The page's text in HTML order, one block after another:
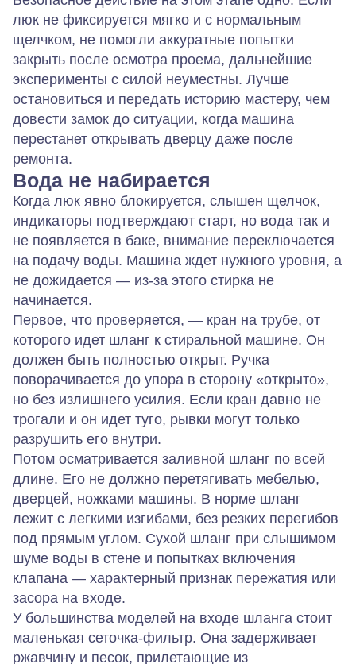
люк не фиксируется мягко и с нормальным
щелчком, не помогли аккуратные попытки
закрыть после осмотра проема, дальнейшие
эксперименты с силой неуместны. Лучше
остановиться и передать историю мастеру, чем
довести замок до ситуации, когда машина
перестанет открывать дверцу даже после
ремонта.
Вода не набирается
Когда люк явно блокируется, слышен щелчок,
индикаторы подтверждают старт, но вода так и
не появляется в баке, внимание переключается
на подачу воды. Машина ждет нужного уровня, а
не дожидается — из‑за этого стирка не
начинается.
Первое, что проверяется, — кран на трубе, от
которого идет шланг к стиральной машине. Он
должен быть полностью открыт. Ручка
поворачивается до упора в сторону «открыто»,
но без излишнего усилия. Если кран давно не
трогали и он идет туго, рывки могут только
разрушить его внутри.
Потом осматривается заливной шланг по всей
длине. Его не должно перетягивать мебелью,
дверцей, ножками машины. В норме шланг
лежит с легкими изгибами, без резких перегибов
под прямым углом. Сухой шланг при слышимом
шуме воды в стене и попытках включения
клапана — характерный признак пережатия или
засора на входе.
У большинства моделей на входе шланга стоит
маленькая сеточка‑фильтр. Она задерживает
ржавчину и песок, прилетающие из